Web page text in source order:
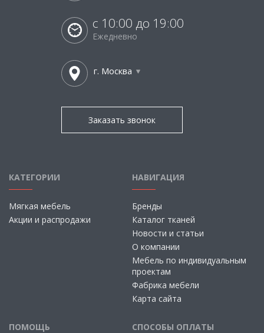
с 10:00 до 19:00
Ежедневно
г. Москва
Заказать звонок
КАТЕГОРИИ
Мягкая мебель
Акции и распродажи
НАВИГАЦИЯ
Бренды
Каталог тканей
Новости и статьи
О компании
Мебель по индивидуальным
проектам
Фабрика мебели
Карта сайта
ПОМОЩЬ СПОСОБЫ ОПЛАТЫ